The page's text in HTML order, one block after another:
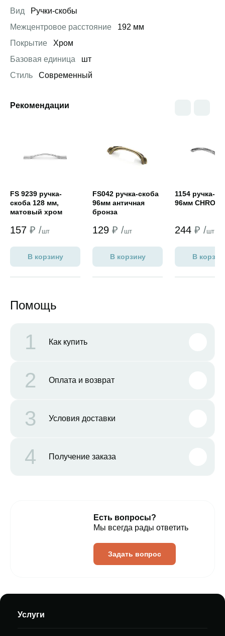
Вид
Ручки-скобы
Межцентровое расстояние
192 мм
Покрытие
Хром
Базовая единица
шт
Стиль
Современный
Рекомендации
FS 9239 ручка-
скоба 128 мм,
матовый хром
157 ₽ /шт
В корзину
FS042 ручка-скоба
96мм античная
бронза
129 ₽ /шт
В корзину
1154 ручка-
96мм CHROM
244 ₽ /шт
В
Помощь
1 Как купить
2 Оплата и возврат
3 Условия доставки
4 Получение заказа
Есть вопросы?
Мы всегда рады ответить
Задать вопрос
Услуги